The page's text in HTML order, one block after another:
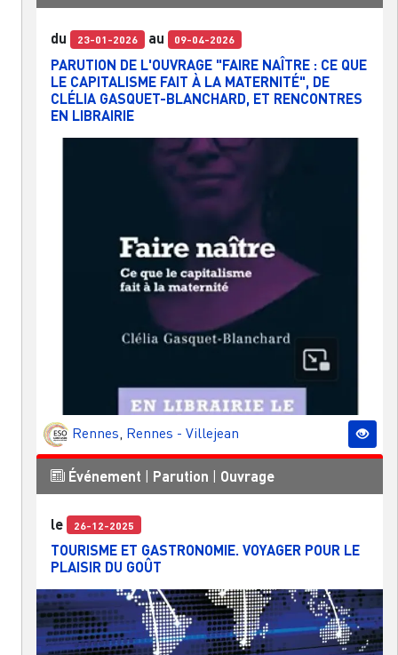
du 23-01-2026 au 09-04-2026
PARUTION DE L'OUVRAGE "FAIRE NAÎTRE : CE QUE
LE CAPITALISME FAIT À LA MATERNITÉ", DE
CLÉLIA GASQUET-BLANCHARD, ET RENCONTRES
EN LIBRAIRIE
Rennes Rennes - Villejean
Événement | Parution | Ouvrage
le 26-12-2025
TOURISME ET GASTRONOMIE. VOYAGER POUR LE
PLAISIR DU GOÛT